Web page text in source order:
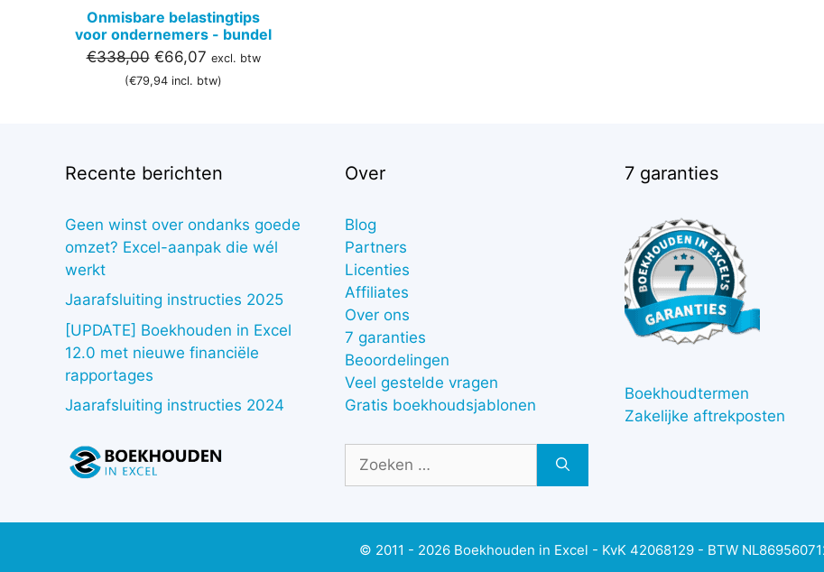
Onmisbare belastingtips
voor ondernemers - bundel
€338,00 Oorspronkelijke
prijs
€66,07Huidige
prijs
excl. btw
(€79,94 incl. btw)
Recente berichten
Geen winst over ondanks goede
omzet? Excel-aanpak die wél
werkt
Jaarafsluiting instructies 2025
[UPDATE] Boekhouden in Excel
12.0 met nieuwe financiële
rapportages
Jaarafsluiting instructies 2024
Over
Blog
Partners
Licenties
Affiliates
Over ons
7 garanties
Beoordelingen
Veel gestelde vragen
Gratis boekhoudsjablonen
naar:
7 garanties
Boekhoudtermen
Zakelijke aftrekposten
© 2011 - 2026 Boekhouden in Excel - KvK 42068129 - BTW